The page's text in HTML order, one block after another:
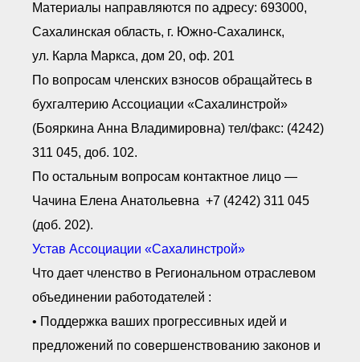
имеющих строительные
лаборатории
Архив реестров
Общественный контроль
Политика информационной
открытости
Антикоррупционная политика
Орган надзора
Членство в НКО
Работа в Общественных советах
Повышение квалификации,
переподготовка
Материалы направляются по адресу: 693000,
Сахалинская область, г. Южно-Сахалинск,
ул. Карла Маркса, дом 20, оф. 201
По вопросам членских взносов обращайтесь в
бухгалтерию Ассоциации «Сахалинстрой»
(Бояркина Анна Владимировна) тел/факс: (4242)
311 045, доб. 102.
По остальным вопросам контактное лицо —
Чачина Елена Анатольевна +7 (4242) 311 045
(доб. 202).
Устав Ассоциации «Сахалинстрой»
Что дает членство в Региональном отраслевом
объединении работодателей :
• Поддержка ваших прогрессивных идей и
предложений по совершенствованию законов и